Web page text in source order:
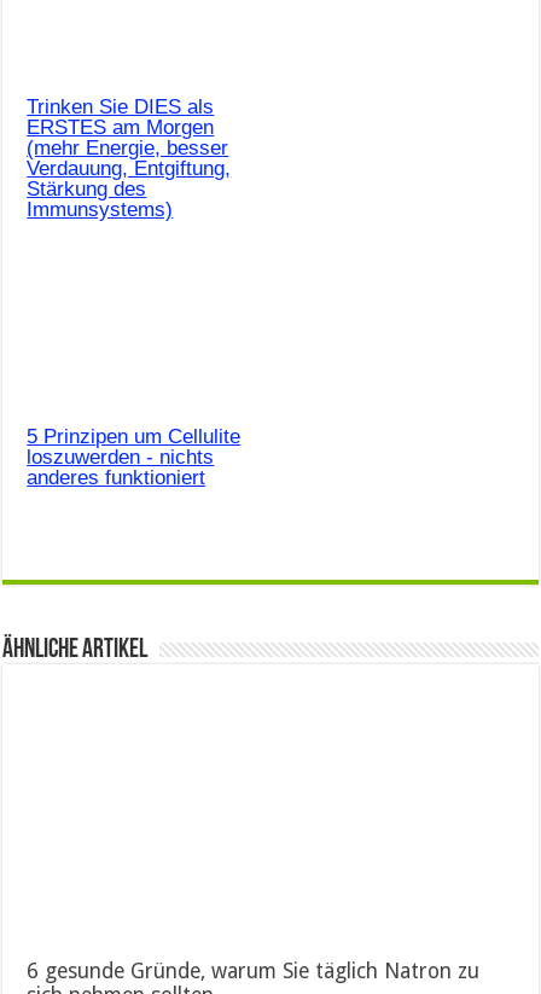
Trinken Sie DIES als
ERSTES am Morgen
(mehr Energie, besser
Verdauung, Entgiftung,
Stärkung des
Immunsystems)
5 Prinzipen um Cellulite
loszuwerden - nichts
anderes funktioniert
Ähnliche Artikel
6 gesunde Gründe, warum Sie täglich Natron zu